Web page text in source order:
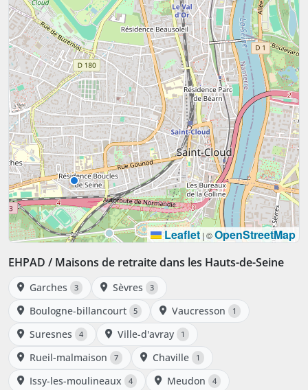
Leaflet | ©OpenStreetMap
EHPAD / Maisons de retraite dans les Hauts-de-Seine
Garches 3 Sèvres 3
Boulogne-billancourt 5 Vaucresson 1
Suresnes 4 Ville-d'avray 1
Rueil-malmaison 7 Chaville 1
Issy-les-moulineaux 4 Meudon 4